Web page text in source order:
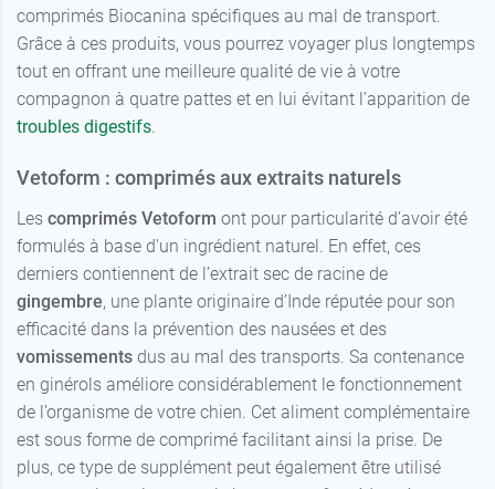
comprimés Biocanina spécifiques au mal de transport.
Grâce à ces produits, vous pourrez voyager plus longtemps
tout en offrant une meilleure qualité de vie à votre
compagnon à quatre pattes et en lui évitant l’apparition de
troubles digestifs
Vetoform : comprimés aux extraits naturels
Les comprimés Vetoform ont pour particularité d’avoir été
formulés à base d'un ingrédient naturel. En effet, ces
derniers contiennent de l’extrait sec de racine de
gingembre, une plante originaire d’Inde réputée pour son
efficacité dans la prévention des nausées et des
vomissements dus au mal des transports. Sa contenance
en ginérols améliore considérablement le fonctionnement
de l’organisme de votre chien. Cet aliment complémentaire
est sous forme de comprimé facilitant ainsi la prise. De
plus, ce type de supplément peut également être utilisé